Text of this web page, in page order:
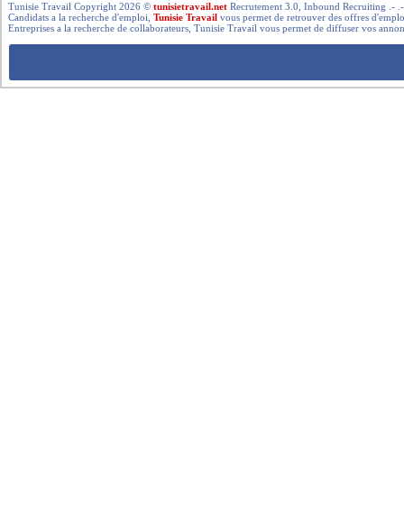
Tunisie Travail Copyright 2026 ©tunisietravail.net Recrutement 3.0, Inbound Recruiting .-
Candidats a la recherche d'emploi,Tunisie Travail vous permet de retrouver des offres
Entreprises a la recherche de collaborateurs, Tunisie Travail vous permet de diffuser vos